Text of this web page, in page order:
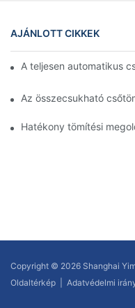
AJÁNLOTT CIKKEK
A teljesen automatikus
Az összecsukható
Hatékony tömítési
Copyright © 2026 Shanghai
Oldaltérkép
Adatvédelmi